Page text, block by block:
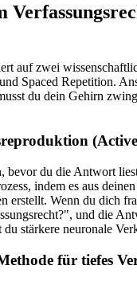
auf zwei
Spaced Repetition.
du dein Gehirn
bevor du die Antwort
indem es aus
erstellt. Wenn du dich
?", und die
du stärkere neuronale
für tiefes